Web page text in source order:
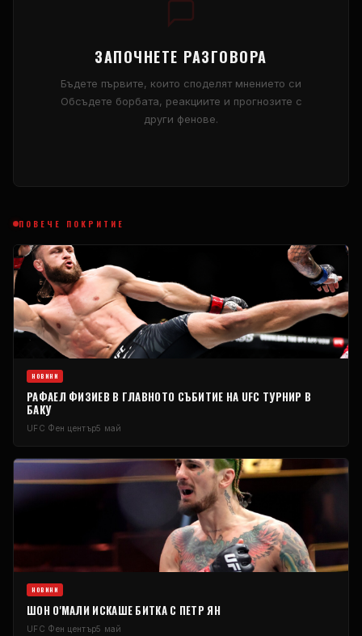
ЗАПОЧНЕТЕ РАЗГОВОРА
Бъдете първите, които споделят мнението си
Обсъдете борбата, реакциите и прогнозите с
други фенове.
ПОВЕЧЕ ПОКРИТИЕ
НОВИНИ
РАФАЕЛ ФИЗИЕВ В ГЛАВНОТО СЪБИТИЕ НА UFC ТУРНИР В
БАКУ
UFC Фен център5 май
НОВИНИ
ШОН О'МАЛИ ИСКАШЕ БИТКА С ПЕТР ЯН
UFC Фен център5 май